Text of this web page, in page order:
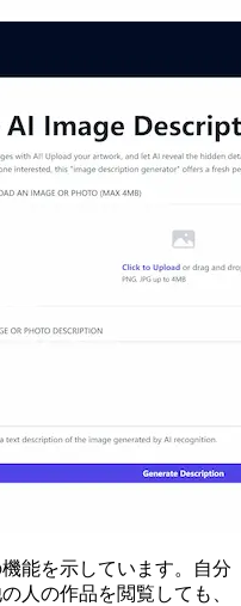
能を示しています。自分
人の作品を閲覧しても、